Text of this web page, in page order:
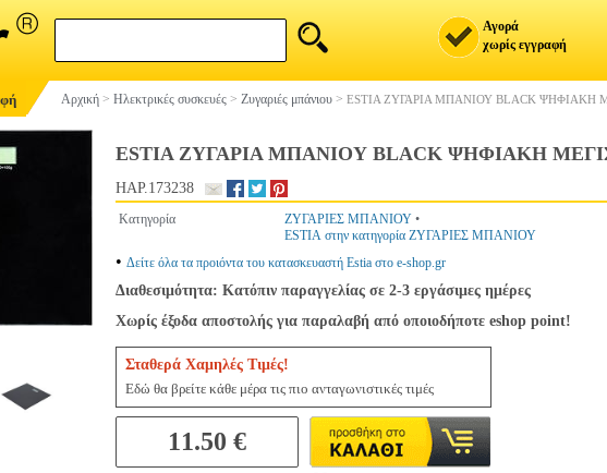
Αγορά
χωρίς εγγραφή
Αρχική > Ηλεκτρικές συσκευές > Ζυγαριές μπάνιου > ESTIA ΖΥΓΑΡΙΑ ΜΠΑΝΙΟΥ BLACK ΨΗΦΙΑΚΗ
ESTIA ΖΥΓΑΡΙΑ ΜΠΑΝΙΟΥ BLACK ΨΗΦΙΑΚΗ
HAP.173238
Κατηγορία ΖΥΓΑΡΙΕΣ ΜΠΑΝΙΟΥ •
ESTIA στην κατηγορία ΖΥΓΑΡΙΕΣ ΜΠΑΝΙΟΥ
• Δείτε όλα τα προιόντα του κατασκευαστή Estia στο e-shop.gr
Διαθεσιμότητα: Κατόπιν παραγγελίας σε 2-3 εργάσιμες ημέρες
Χωρίς έξοδα αποστολής για παραλαβή από οποιοδήποτε eshop point!
Σταθερά Χαμηλές Τιμές!
Εδώ θα βρείτε κάθε μέρα τις πιο ανταγωνιστικές τιμές
11.50 €